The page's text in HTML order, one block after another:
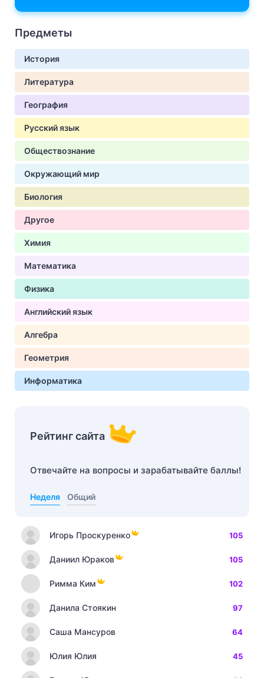
Предметы
История
Литература
География
Русский язык
Обществознание
Окружающий мир
Биология
Другое
Химия
Математика
Физика
Английский язык
Алгебра
Геометрия
Информатика
Рейтинг сайта
Отвечайте на вопросы и зарабатывайте баллы!
Неделя Общий
Игорь Проскуренко 105
Даниил Юраков 105
Римма Ким 102
Данила Стоякин 97
Саша Мансуров 64
Юлия Юлия 45